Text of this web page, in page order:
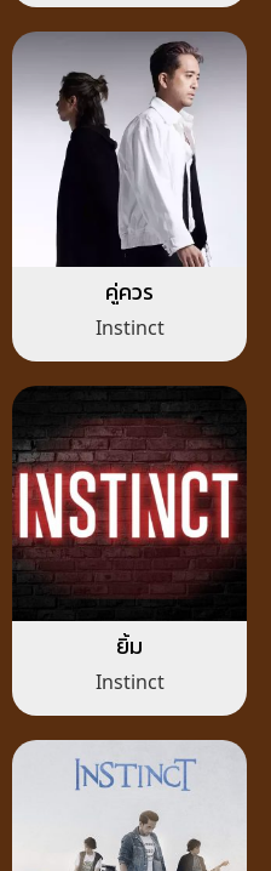
คู่ควร
Instinct
ยิ้ม
Instinct